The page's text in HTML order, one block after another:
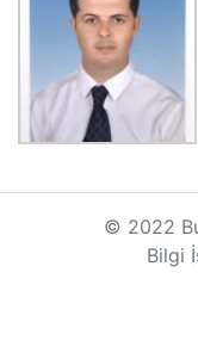
© 2022
Bilgi